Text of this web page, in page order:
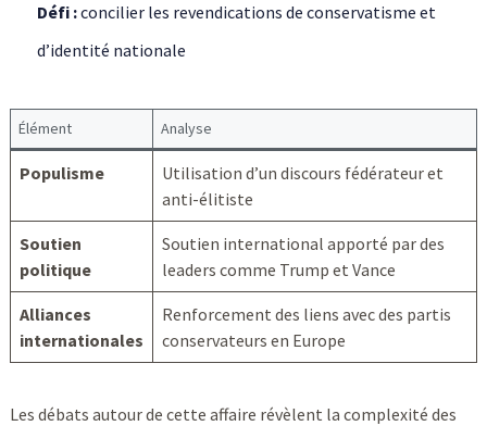
Défi :concilier les revendications de conservatisme et
d’identité nationale
Élément Analyse
Populisme
Utilisation d’un discours fédérateur et
anti-élitiste
Soutien
politique
Soutien international apporté par des
leaders comme Trump et Vance
Alliances
internationales
Renforcement des liens avec des partis
conservateurs en Europe
Les débats autour de cette affaire révèlent la complexité des